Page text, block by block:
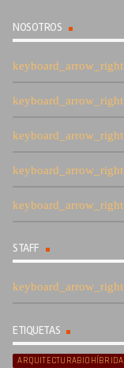
NOSOTROS
STAFF
ETIQUETAS
ARQUITECTURABIOHÍBRIDA